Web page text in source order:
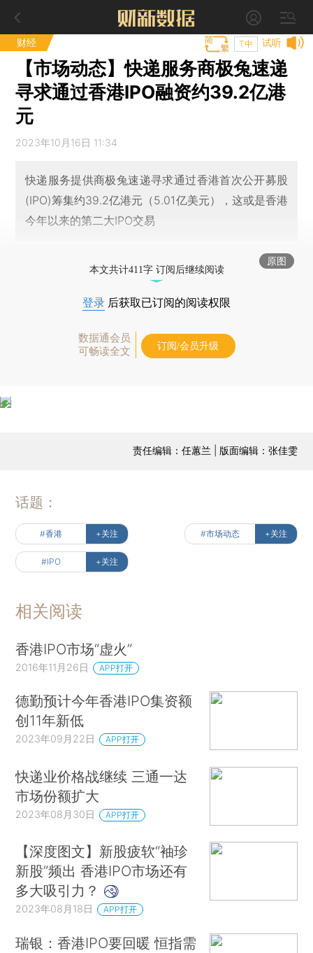
财经 试听
T中
【市场动态】快递服务商极兔速递
寻求通过香港IPO融资约39.2亿港
元
2023年10月16日 11:34
快递服务提供商极兔速递寻求通过香港首次公开募股
(IPO)筹集约39.2亿港元（5.01亿美元），这或是香港
今年以来的第二大IPO交易
原图
本文共计411字 订阅后继续阅读
登录 后获取已订阅的阅读权限
数据通会员
可畅读全文
订阅/会员升级
责任编辑：任蕙兰 | 版面编辑：张佳雯
话题：
#香港 +关注 #市场动态 +关注
#IPO +关注
相关阅读
香港IPO市场“虚火”
2016年11月26日 APP打开
德勤预计今年香港IPO集资额
创11年新低
2023年09月22日 APP打开
快递业价格战继续 三通一达
市场份额扩大
2023年08月30日 APP打开
【深度图文】新股疲软“袖珍
新股”频出 香港IPO市场还有
多大吸引力？
2023年08月18日 APP打开
瑞银：香港IPO要回暖 恒指需